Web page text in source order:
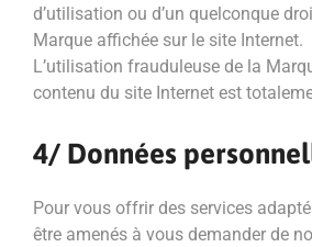
d’utilisation ou d’un quelconque
Marque affichée sur le site Internet.
L’utilisation frauduleuse de la
contenu du site Internet est
4/ Données
Pour vous offrir des services
être amenés à vous demander de